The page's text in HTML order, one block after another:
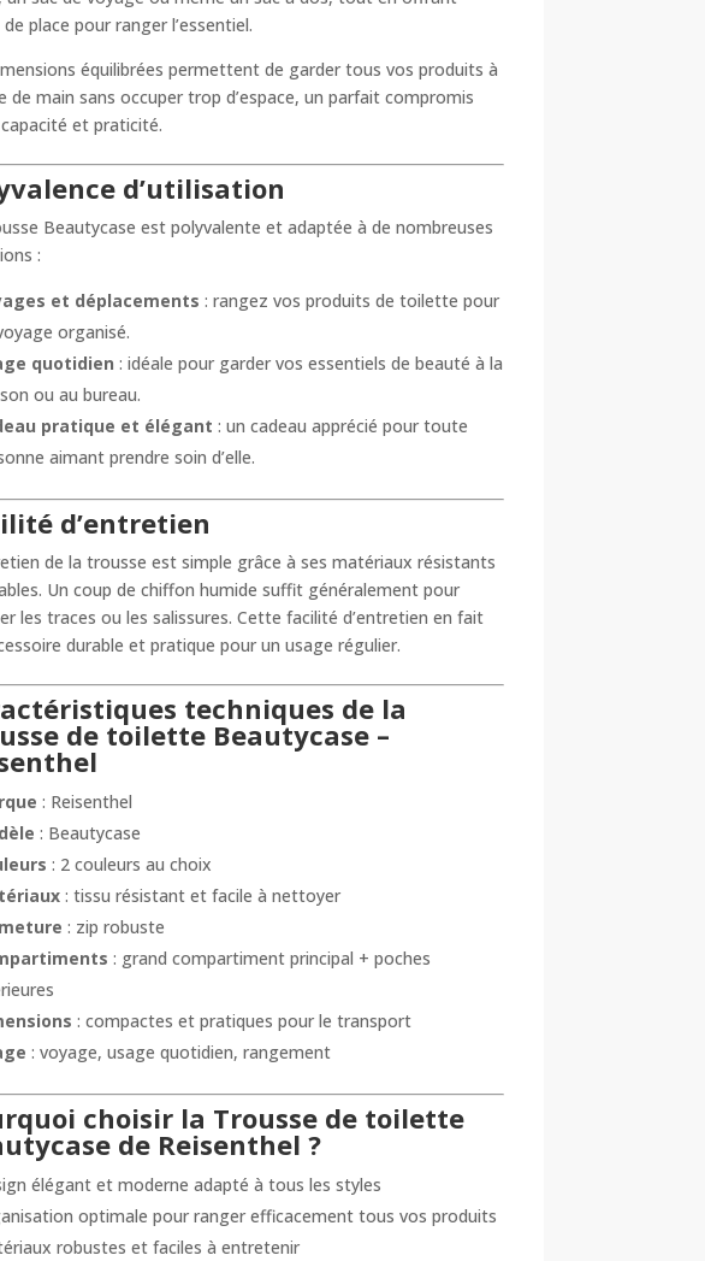
place pour ranger l’essentiel.
équilibrées permettent de garder tous vos produits à
de main sans occuper trop d’espace, un parfait compromis
et praticité.
d’utilisation
Beautycase est polyvalente et adaptée à de nombreuses
:
et déplacements : rangez vos produits de toilette pour
organisé.
quotidien : idéale pour garder vos essentiels de beauté à la
ou au bureau.
pratique et élégant : un cadeau apprécié pour toute
aimant prendre soin d’elle.
d’entretien
de la trousse est simple grâce à ses matériaux résistants
Un coup de chiffon humide suffit généralement pour
les traces ou les salissures. Cette facilité d’entretien en fait
durable et pratique pour un usage régulier.
techniques de la
de toilette Beautycase –
: Reisenthel
: Beautycase
: 2 couleurs au choix
: tissu résistant et facile à nettoyer
: zip robuste
: grand compartiment principal + poches
: compactes et pratiques pour le transport
: voyage, usage quotidien, rangement
choisir la Trousse de toilette
de Reisenthel ?
élégant et moderne adapté à tous les styles
optimale pour ranger efficacement tous vos produits
robustes et faciles à entretenir